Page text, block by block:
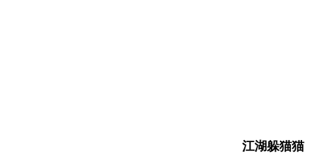
江湖躲猫猫